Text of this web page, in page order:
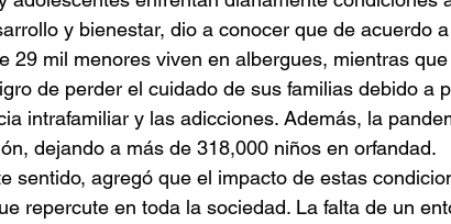
y bienestar, dio a conocer que de acuerdo
29 mil menores viven en albergues, mientras
de perder el cuidado de sus familias debido a
intrafamiliar y las adicciones. Además, la
dejando a más de 318,000 niños en orfandad.
sentido, agregó que el impacto de estas
repercute en toda la sociedad. La falta de un